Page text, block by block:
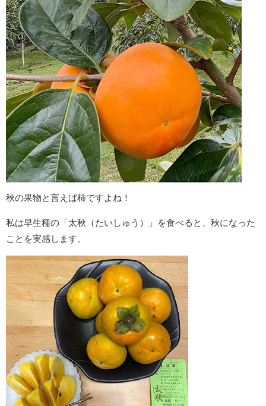
秋の果物と言えば柿ですよね！
私は早生種の「太秋（たいしゅう）」を食べると、秋になった
ことを実感します。